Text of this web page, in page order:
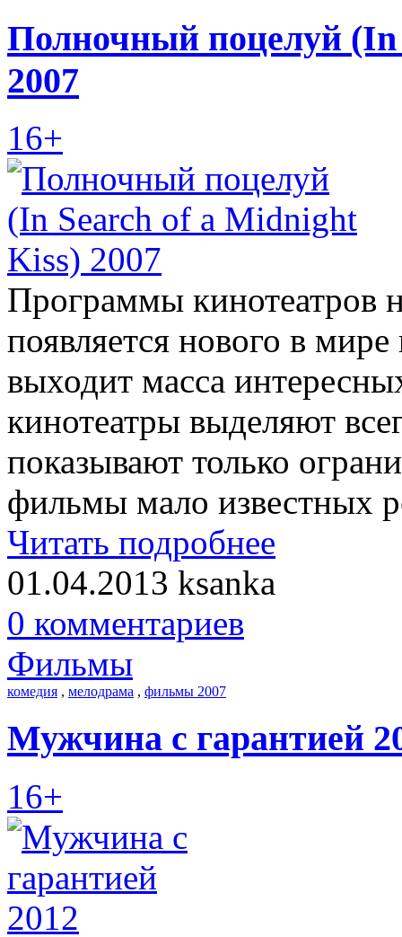
Полночный поцелуй
2007
16+
Программы кинотеатров
появляется нового в
выходит масса
кинотеатры выделяют
показывают только
фильмы мало известных
Читать подробнее
01.04.2013 ksanka
0 комментариев
Фильмы
комедия , мелодрама , фильмы 2007
Мужчина с гарантией
16+